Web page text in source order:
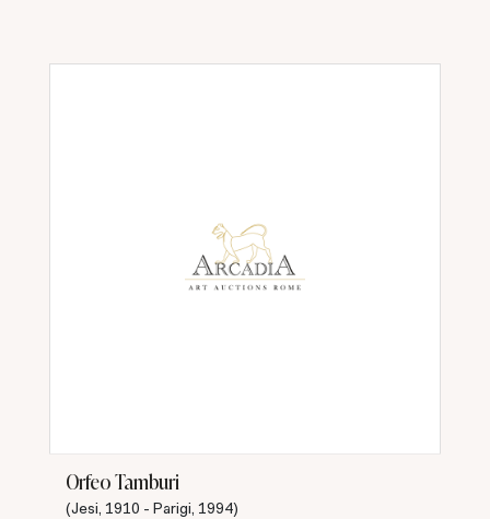
Orfeo Tamburi
(Jesi, 1910 - Parigi, 1994)